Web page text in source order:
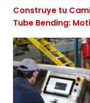
Construye tu
Tube Bending:
CNC Servicio de